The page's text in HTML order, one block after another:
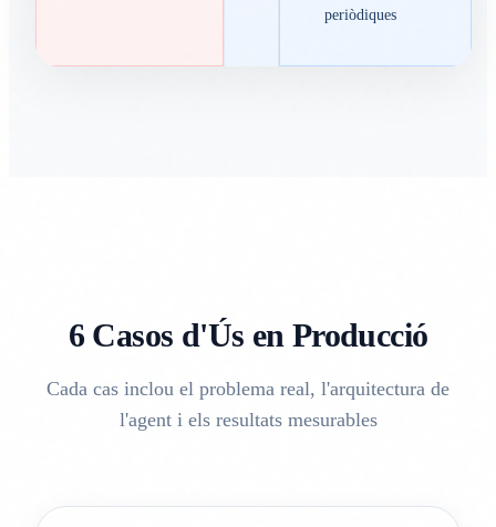
periòdiques
6 Casos d'Ús en Producció
Cada cas inclou el problema real, l'arquitectura de
l'agent i els resultats mesurables